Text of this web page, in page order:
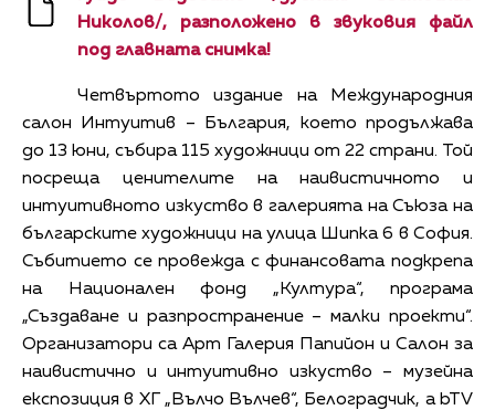
Николов/, разположено в звуковия файл
под главната снимка!
Четвъртото издание на Международния
салон Интуитив – България, което продължава
до 13 юни, събира 115 художници от 22 страни. Той
посреща ценителите на наивистичното и
интуитивното изкуство в галерията на Съюза на
българските художници на улица Шипка 6 в София.
Събитието се провежда с финансовата подкрепа
на Национален фонд „Култура“, програма
„Създаване и разпространение – малки проекти“.
Организатори са Арт Галерия Папийон и Салон за
наивистично и интуитивно изкуство – музейна
експозиция в ХГ „Вълчо Вълчев“, Белоградчик, а bTV